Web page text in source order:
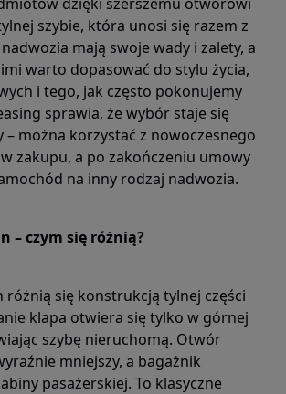
szybie, która unosi się razem z
mają swoje wady i zalety, a
warto dopasować do stylu życia,
i tego, jak często pokonujemy
sprawia, że wybór staje się
– można korzystać z nowoczesnego
zakupu, a po zakończeniu umowy
na inny rodzaj nadwozia.
– czym się różnią?
różnią się konstrukcją tylnej części
klapa otwiera się tylko w górnej
szybę nieruchomą. Otwór
mniejszy, a bagażnik
pasażerskiej. To klasyczne